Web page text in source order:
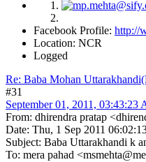
Facebook Profile: http://
Location: NCR
Logged
Re: Baba Mohan
#31
September 01, 2011, 03:43:23
From: dhirendra pratap
Date: Thu, 1 Sep 2011
Subject: Baba Uttarakhandi k
To: mera pahad